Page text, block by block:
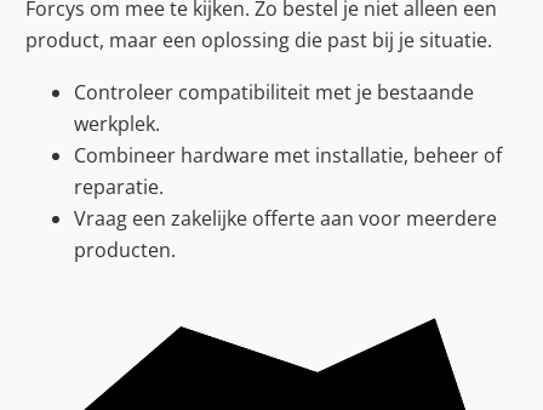
Forcys om mee te kijken. Zo bestel je niet alleen een
product, maar een oplossing die past bij je situatie.
Controleer compatibiliteit met je bestaande
werkplek.
Combineer hardware met installatie, beheer of
reparatie.
Vraag een zakelijke offerte aan voor meerdere
producten.